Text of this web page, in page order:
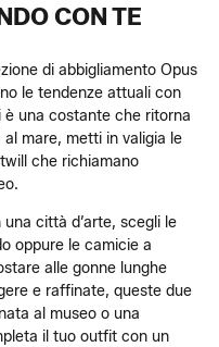
CON TE
di abbigliamento Opus
le tendenze attuali con
una costante che ritorna
mare, metti in valigia le
che richiamano
città d’arte, scegli le
oppure le camicie a
alle gonne lunghe
e raffinate, queste due
al museo o una
il tuo outfit con un